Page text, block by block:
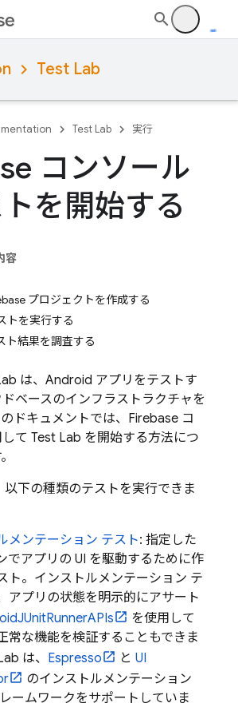
Test Lab
Test Lab 実行
コンソール
を開始する
容
プロジェクトを作成する
トを実行する
ト結果を調査する
は、Android アプリをテストす
ベースのインフラストラクチャを
ドキュメントでは、 Firebase コ
て Test Lab を開始する方法につ
以下の種類のテストを実行できま
メンテーション テスト: 指定した
でアプリの UI を駆動するために作
ト。インストルメンテーション テ
アプリの状態を明示的にアサート
を使用して
常な機能を検証することもできま
は、 Espresso と UI
のインストルメンテーション
ームワークをサポートしていま